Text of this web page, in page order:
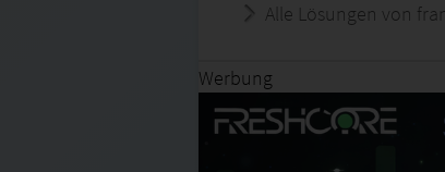
Alle Lösungen von
Werbung